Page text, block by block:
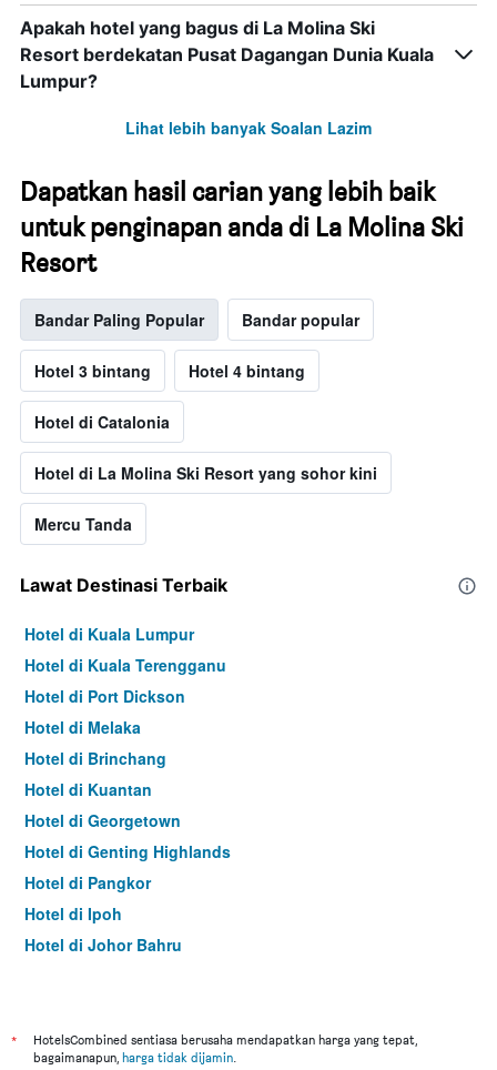
Apakah hotel yang bagus di La Molina Ski
Resort berdekatan Pusat Dagangan Dunia Kuala
Lumpur?
Lihat lebih banyak Soalan Lazim
Dapatkan hasil carian yang lebih baik
untuk penginapan anda di La Molina Ski
Resort
Bandar Paling Popular Bandar popular
Hotel 3 bintang Hotel 4 bintang
Hotel di Catalonia
Hotel di La Molina Ski Resort yang sohor kini
Mercu Tanda
Lawat Destinasi Terbaik
Hotel di Kuala Lumpur
Hotel di Kuala Terengganu
Hotel di Port Dickson
Hotel di Melaka
Hotel di Brinchang
Hotel di Kuantan
Hotel di Georgetown
Hotel di Genting Highlands
Hotel di Pangkor
Hotel di Ipoh
Hotel di Johor Bahru
Hotel di Kuching
*
HotelsCombined sentiasa berusaha mendapatkan harga yang tepat,
bagaimanapun, harga tidak dijamin.